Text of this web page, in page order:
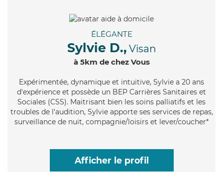
ÉLÉGANTE
Sylvie D., Visan
à 5km de chez Vous
Expérimentée, dynamique et intuitive, Sylvie a 20 ans
d'expérience et possède un BEP Carrières Sanitaires et
Sociales (CSS). Maitrisant bien les soins palliatifs et les
troubles de l'audition, Sylvie apporte ses services de repas,
surveillance de nuit, compagnie/loisirs et lever/coucher*
Afficher le profil